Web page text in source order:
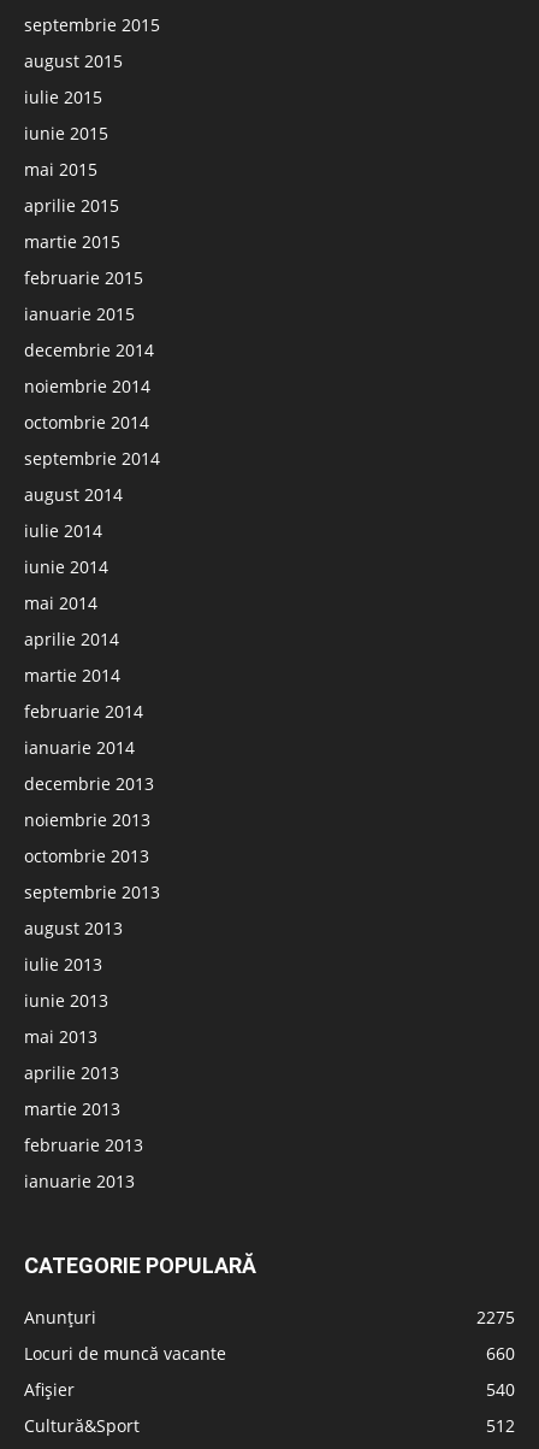
septembrie 2015
august 2015
iulie 2015
iunie 2015
mai 2015
aprilie 2015
martie 2015
februarie 2015
ianuarie 2015
decembrie 2014
noiembrie 2014
octombrie 2014
septembrie 2014
august 2014
iulie 2014
iunie 2014
mai 2014
aprilie 2014
martie 2014
februarie 2014
ianuarie 2014
decembrie 2013
noiembrie 2013
octombrie 2013
septembrie 2013
august 2013
iulie 2013
iunie 2013
mai 2013
aprilie 2013
martie 2013
februarie 2013
ianuarie 2013
CATEGORIE POPULARĂ
Anunțuri
2275
Locuri de muncă vacante
660
Afișier
540
Cultură&Sport
512